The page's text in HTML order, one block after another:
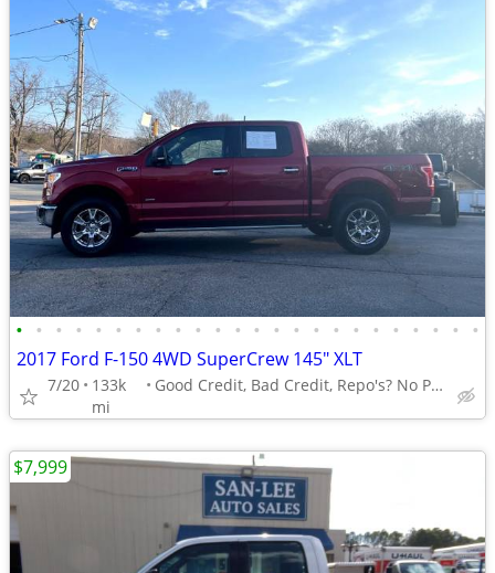
• • • • • • • • • • • • • • • • • • • • • • • •
2017 Ford F-150 4WD SuperCrew 145" XLT
7/20
133k
mi
Good Credit, Bad Credit, Repo's? No Problem!
$7,999